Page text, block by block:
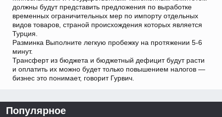
должны будут представить предложения по выработке
временных ограничительных мер по импорту отдельных
видов товаров, страной происхождения которых является
Турция.
Разминка Выполните легкую пробежку на протяжении 5-6
минут.
Трансферт из бюджета и бюджетный дефицит будут расти
и оплатить их можно будет только повышением налогов —
бизнес это понимает, говорит Гурвич.
Популярное